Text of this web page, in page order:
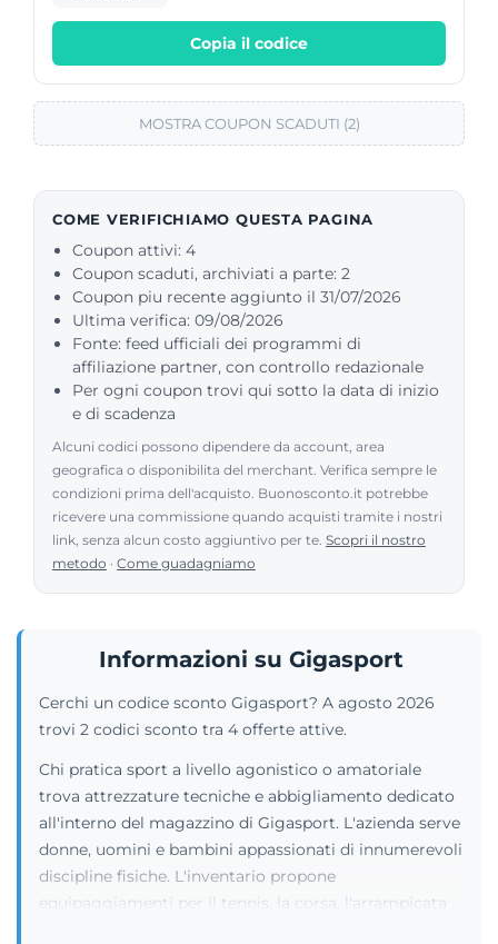
Copia il codice
MOSTRA COUPON SCADUTI (2)
COME VERIFICHIAMO QUESTA PAGINA
Coupon attivi: 4
Coupon scaduti, archiviati a parte: 2
Coupon piu recente aggiunto il 31/07/2026
Ultima verifica: 09/08/2026
Fonte: feed ufficiali dei programmi di
affiliazione partner, con controllo redazionale
Per ogni coupon trovi qui sotto la data di inizio
e di scadenza
Alcuni codici possono dipendere da account, area
geografica o disponibilita del merchant. Verifica sempre le
condizioni prima dell'acquisto. Buonosconto.it potrebbe
ricevere una commissione quando acquisti tramite i nostri
link, senza alcun costo aggiuntivo per te. Scopri il nostro
metodo · Come guadagniamo
Informazioni su Gigasport
Cerchi un codice sconto Gigasport? A agosto 2026
trovi 2 codici sconto tra 4 offerte attive.
Chi pratica sport a livello agonistico o amatoriale
trova attrezzature tecniche e abbigliamento dedicato
all'interno del magazzino di Gigasport. L'azienda serve
donne, uomini e bambini appassionati di innumerevoli
discipline fisiche. L'inventario propone
equipaggiamenti per il tennis, la corsa, l'arrampicata